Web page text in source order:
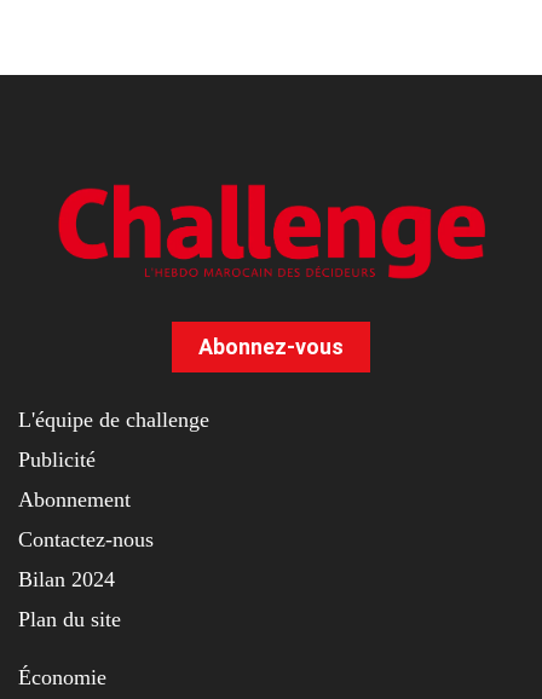
Abonnez-vous
L'équipe de challenge
Publicité
Abonnement
Contactez-nous
Bilan 2024
Plan du site
Économie